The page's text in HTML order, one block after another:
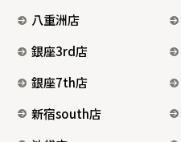
八重洲店
銀座3rd店
銀座7th店
新宿south店